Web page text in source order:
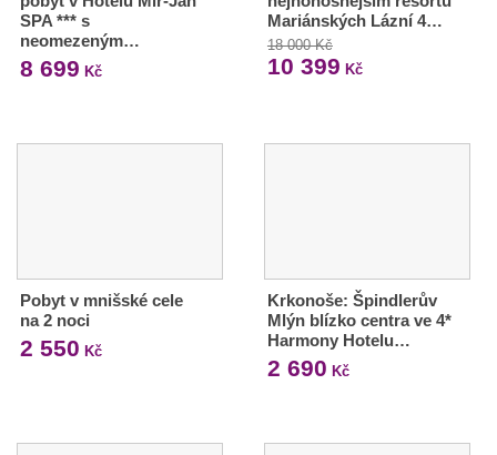
SPA *** s
neomezeným…
8 699 Kč
Mariánských Lázní 4…
18 000 Kč
10 399 Kč
Pobyt v mnišské cele
na 2 noci
2 550 Kč
Krkonoše: Špindlerův
Mlýn blízko centra ve 4*
Harmony Hotelu…
2 690 Kč